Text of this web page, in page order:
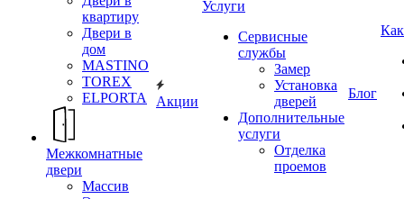
квартиру
Двери в
дом
MASTINO
TOREX
ELPORTA
Межкомнатные
двери
Массив
Акции
Услуги
Сервисные
службы
Замер
Установка
дверей
Дополнительные
услуги
Отделка
проемов
Блог